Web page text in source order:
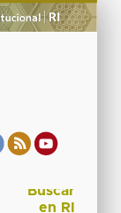
Buscar
en RI